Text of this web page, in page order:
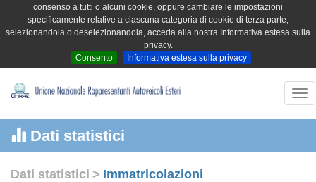
consenso a tutti o alcuni cookie, oppure cambiare le impostazioni
specificamente relative a ciascuna categoria di cookie di terza parte,
selezionandola o deselezionandola, acceda alla nostra Informativa estesa sulla
privacy.
Consento
Informativa estesa sulla privacy
Dati statistici
Dati statistici > Immatricolazioni